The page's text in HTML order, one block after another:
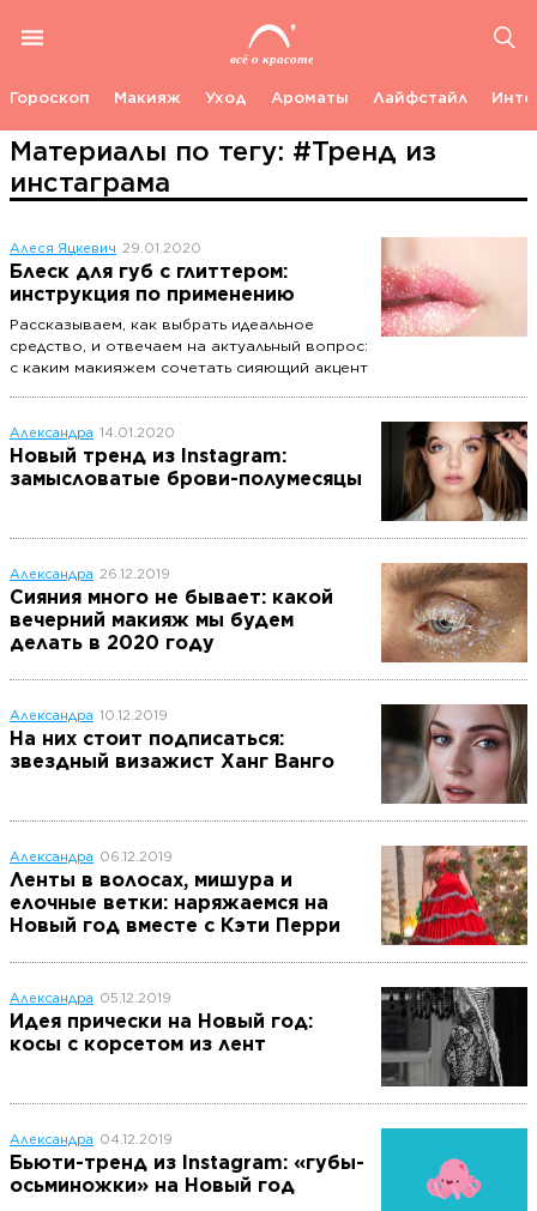
Гороскоп Макияж Уход Ароматы Лайфстайл
Материалы по тегу: #Тренд из
инстаграма
Алеся Яцкевич 29.01.2020
Блеск для губ с глиттером:
инструкция по применению
Рассказываем, как выбрать идеальное
средство, и отвечаем на актуальный вопрос:
с каким макияжем сочетать сияющий акцент
Александра 14.01.2020
Новый тренд из Instagram:
замысловатые брови-полумесяцы
Александра 26.12.2019
Сияния много не бывает: какой
вечерний макияж мы будем
делать в 2020 году
Александра 10.12.2019
На них стоит подписаться:
звездный визажист Ханг Ванго
Александра 06.12.2019
Ленты в волосах, мишура и
елочные ветки: наряжаемся на
Новый год вместе с Кэти Перри
Александра 05.12.2019
Идея прически на Новый год:
косы с корсетом из лент
Александра 04.12.2019
Бьюти-тренд из Instagram: «губы-
осьминожки» на Новый год